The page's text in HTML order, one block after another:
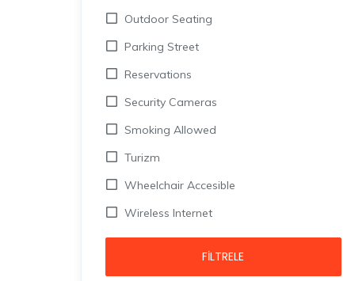
Outdoor Seating
Parking Street
Reservations
Security Cameras
Smoking Allowed
Turizm
Wheelchair Accesible
Wireless Internet
FILTRELE